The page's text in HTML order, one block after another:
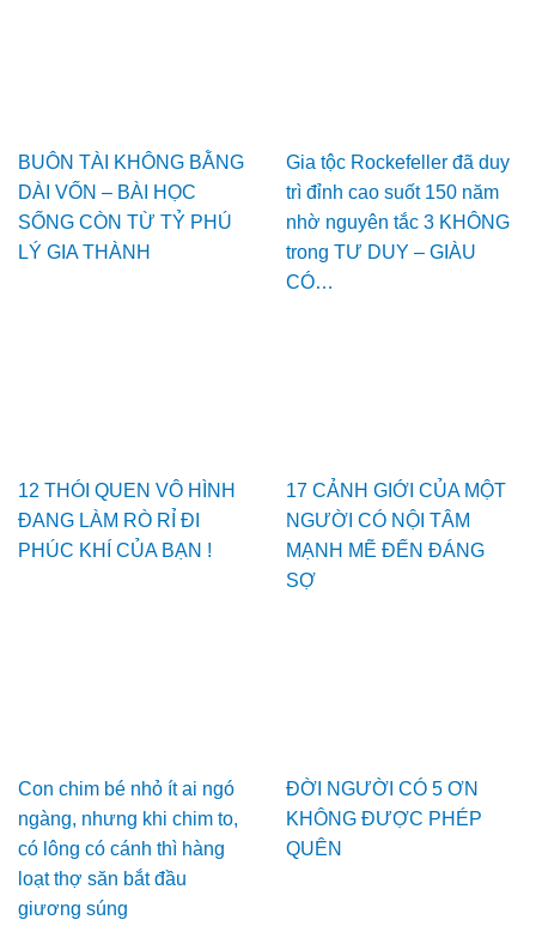
BUÔN TÀI KHÔNG BẰNG
DÀI VỐN – BÀI HỌC
SỐNG CÒN TỪ TỶ PHÚ
LÝ GIA THÀNH
Gia tộc Rockefeller đã duy
trì đỉnh cao suốt 150 năm
nhờ nguyên tắc 3 KHÔNG
trong TƯ DUY – GIÀU
CÓ…
12 THÓI QUEN VÔ HÌNH
ĐANG LÀM RÒ RỈ ĐI
PHÚC KHÍ CỦA BẠN !
17 CẢNH GIỚI CỦA MỘT
NGƯỜI CÓ NỘI TÂM
MẠNH MẼ ĐẾN ĐÁNG
SỢ
Con chim bé nhỏ ít ai ngó
ngàng, nhưng khi chim to,
có lông có cánh thì hàng
loạt thợ săn bắt đầu
giương súng
ĐỜI NGƯỜI CÓ 5 ƠN
KHÔNG ĐƯỢC PHÉP
QUÊN